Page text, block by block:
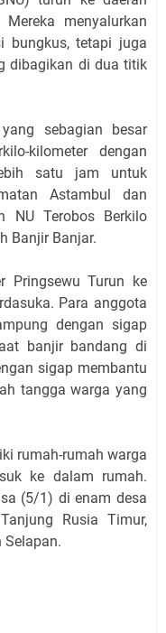
menyalurkan
bungkus, tetapi juga
dibagikan di dua titik
sebagian besar
kilometer dengan
satu jam untuk
Astambul dan
NU Terobos Berkilo
Banjir Banjar.
Pringsewu Turun ke
Para anggota
dengan sigap
banjir bandang di
sigap membantu
tangga warga yang
rumah-rumah warga
ke dalam rumah.
(5/1) di enam desa
Rusia Timur,
Selapan.